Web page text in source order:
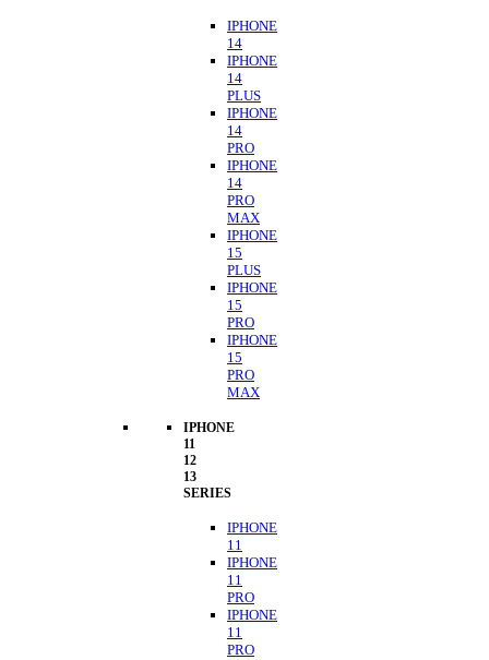
IPHONE
14
IPHONE
14
PLUS
IPHONE
14
PRO
IPHONE
14
PRO
MAX
IPHONE
15
PLUS
IPHONE
15
PRO
IPHONE
15
PRO
MAX
IPHONE
11
12
13
SERIES
IPHONE
11
IPHONE
11
PRO
IPHONE
11
PRO